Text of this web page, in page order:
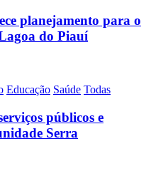
planejamento para o
do Piauí
Educação Saúde Todas
públicos e
Serra